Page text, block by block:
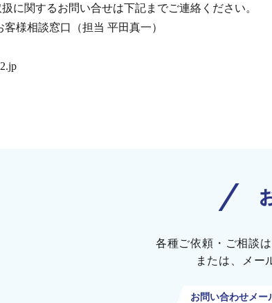
に関するお問い合せは下記までご連絡ください。
様相談窓口（担当 平田真一）
各種ご依頼・ご相談は
または、メー
お問い合わせメー